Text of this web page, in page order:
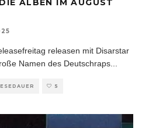
ALBEN IM AUGUST
releasen mit Disarstar
Namen des Deutschraps
5